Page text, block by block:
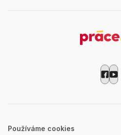
Používáme cookies